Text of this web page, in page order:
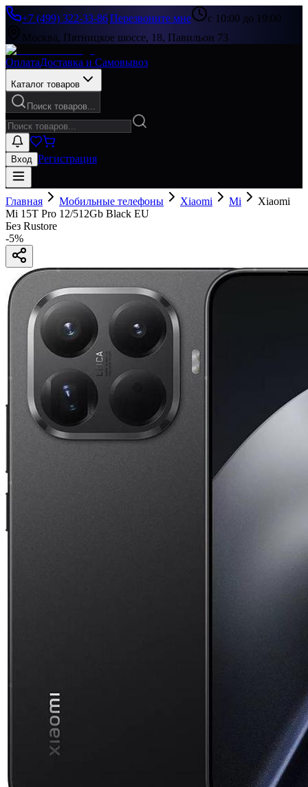
+7 (499) 322-33-86|Перезвоните мне
с 10:00 до 19:00
Москва, Пятницкое шоссе, 18, Павильон 73
ОплатаДоставка и Самовывоз
Каталог товаров
Поиск товаров...
Вход Регистрация
Главная Мобильные телефоны Xiaomi Mi
Xiaomi
Mi 15T Pro 12/512Gb Black EU
Без Rustore
-5%